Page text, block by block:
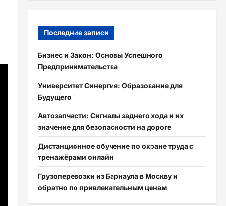
Последние записи
Бизнес и Закон: Основы Успешного
Предпринимательства
Университет Синергия: Образование для
Будущего
Автозапчасти: Сигналы заднего хода и их
значение для безопасности на дороге
Дистанционное обучение по охране труда с
тренажёрами онлайн
Грузоперевозки из Барнаула в Москву и
обратно по привлекательным ценам